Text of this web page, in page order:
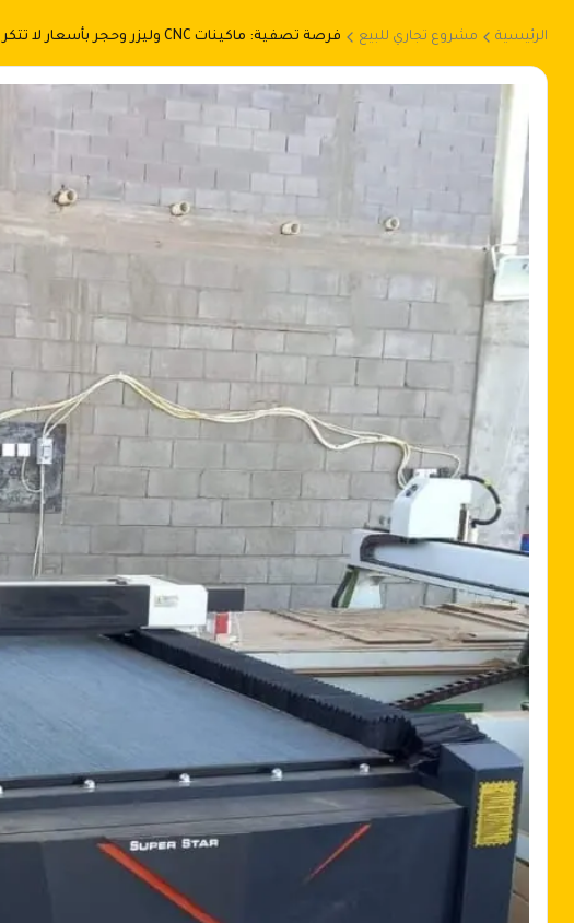
الرئيسية مشروع تجاري للبيع فرصة تصفية: ماكينات CNC وليزر وحجر بأسعار لا تتكرر!